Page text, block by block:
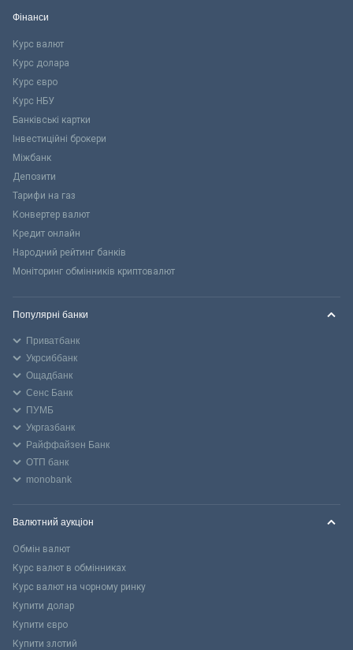
Фінанси
Курс валют
Курс долара
Курс євро
Курс НБУ
Банківські картки
Інвестиційні брокери
Міжбанк
Депозити
Тарифи на газ
Конвертер валют
Кредит онлайн
Народний рейтинг банків
Моніторинг обмінників криптовалют
Популярні банки
Приватбанк
Укрсиббанк
Ощадбанк
Сенс Банк
ПУМБ
Укргазбанк
Райффайзен Банк
ОТП банк
monobank
Валютний аукціон
Обмін валют
Курс валют в обмінниках
Курс валют на чорному ринку
Купити долар
Купити євро
Купити злотий